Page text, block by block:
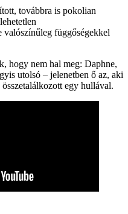
továbbra is pokolian
valószínűleg függőségekkel
hogy nem hal meg: Daphne,
utolsó – jelenetben ő az, aki
egy hullával.